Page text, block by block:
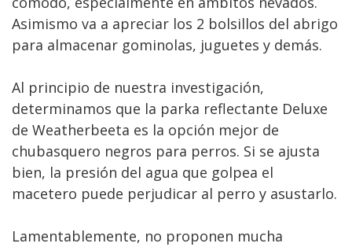
Asimismo va a apreciar los 2 bolsillos del abrigo
para almacenar gominolas, juguetes y demás.
Al principio de nuestra investigación,
determinamos que la parka reflectante Deluxe
de Weatherbeeta es la opción mejor de
chubasquero negros para perros. Si se ajusta
bien, la presión del agua que golpea el
macetero puede perjudicar al perro y asustarlo.
Lamentablemente, no proponen mucha